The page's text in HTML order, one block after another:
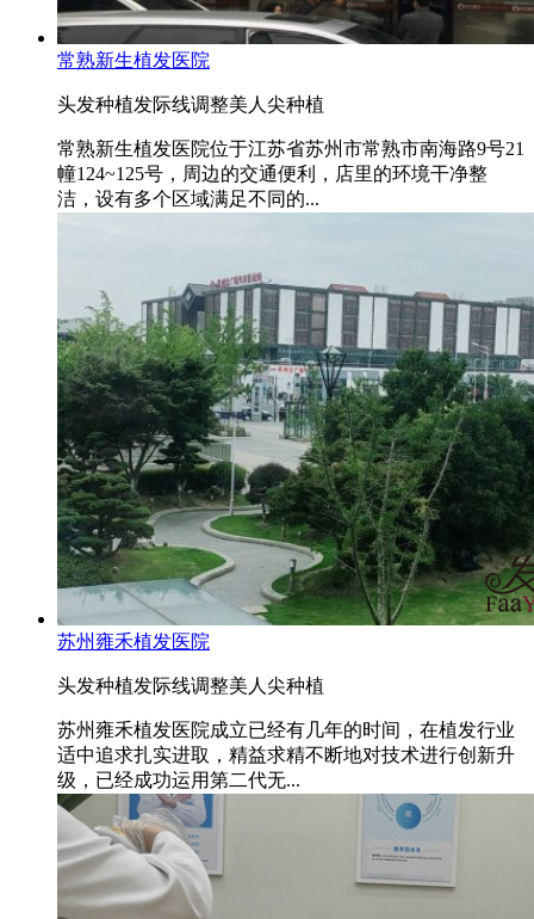
常熟新生植发医院
头发种植发际线调整美人尖种植
常熟新生植发医院位于江苏省苏州市常熟市南海路9号21
幢124~125号，周边的交通便利，店里的环境干净整
洁，设有多个区域满足不同的...
苏州雍禾植发医院
头发种植发际线调整美人尖种植
苏州雍禾植发医院成立已经有几年的时间，在植发行业
适中追求扎实进取，精益求精不断地对技术进行创新升
级，已经成功运用第二代无...